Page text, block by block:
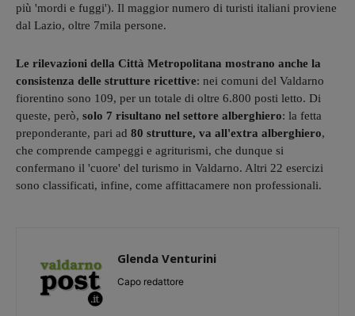
più 'mordi e fuggi'). Il maggior numero di turisti italiani proviene
dal Lazio, oltre 7mila persone.
Le rilevazioni della Città Metropolitana mostrano anche la
consistenza delle strutture ricettive: nei comuni del Valdarno
fiorentino sono 109, per un totale di oltre 6.800 posti letto. Di
queste, però, solo 7 risultano nel settore alberghiero: la fetta
preponderante, pari ad 80 strutture, va all'extra alberghiero,
che comprende campeggi e agriturismi, che dunque si
confermano il 'cuore' del turismo in Valdarno. Altri 22 esercizi
sono classificati, infine, come affittacamere non professionali.
Glenda Venturini
Capo redattore